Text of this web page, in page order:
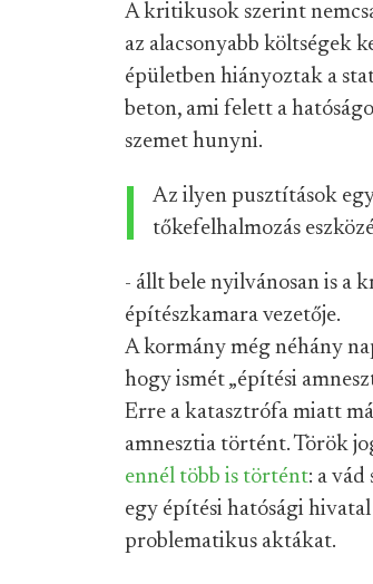
A kritikusok szerint
az alacsonyabb költségek
épületben hiányoztak a
beton, ami felett a
szemet hunyni.
Az ilyen pusztítások
tőkefelhalmozás
- állt bele nyilvánosan is a
építészkamara vezetője.
A kormány még néhány
hogy ismét „építési
Erre a katasztrófa miatt
amnesztia történt. Török
ennél több is történt: a
egy építési hatósági
problematikus aktákat.